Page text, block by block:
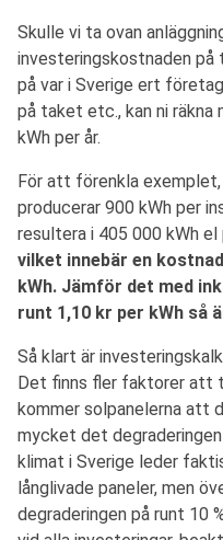
Skulle vi ta ovan
investeringskostnaden på
på var i Sverige ert
på taket etc., kan ni räkna
kWh per år.
För att förenkla exemplet,
producerar 900 kWh per
resultera i 405 000 kWh
vilket innebär en
kWh. Jämför det med
runt 1,10 kr per kWh så
Så klart är
Det finns fler faktorer att
kommer solpanelerna att
mycket det
klimat i Sverige leder
långlivade paneler, men
degraderingen på runt 10